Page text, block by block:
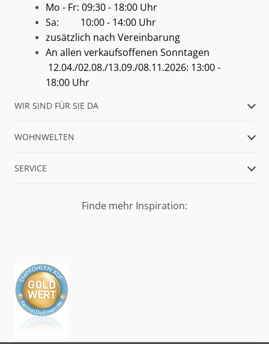
Mo - Fr: 09:30 - 18:00 Uhr
Sa: 10:00 - 14:00 Uhr
zusätzlich nach Vereinbarung
An allen verkaufsoffenen Sonntagen
12.04./02.08./13.09./08.11.2026: 13:00 -
18:00 Uhr
WIR SIND FÜR SIE DA
WOHNWELTEN
SERVICE
Finde mehr Inspiration: